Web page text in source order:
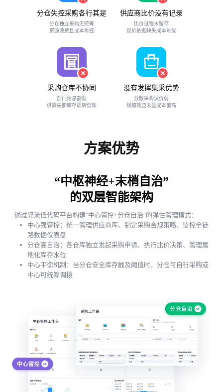
分仓失控采购各行其是
分仓独立采购无统筹
资源浪费且成本难控
供应商比价没有记录
比价过程未留存
议价依据缺失成本难优
采购仓库不协同
部门信息割裂
供需失衡库存周转低效
没有发挥集采优势
分散采购议价弱
规模效应未显成本偏高
方案优势
“中枢神经+末梢自治”
的双层智能架构
通过轻流低代码平台构建"中心管控+分仓自治"的弹性管理模式：
中心强管控：统一管理供应商库、制定采购合规策略、监控全链
路数据仪表盘
分仓高自治：各仓库独立发起采购申请、执行比价决策、管理属
地化库存水位
中心平衡机制：当分仓安全库存触及阈值时，分仓可自行采购或
中心可统筹调拨